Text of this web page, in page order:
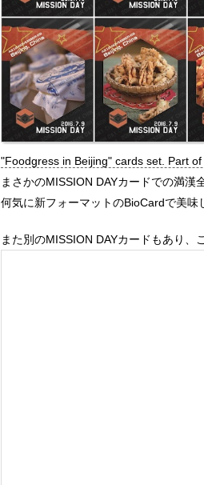
"Foodgress in Beijing" cards set. Part
まさかのMISSION DAYカードでの満
何気に新フォーマットのBioCardで美味
また別のMISSION DAYカードもあり、